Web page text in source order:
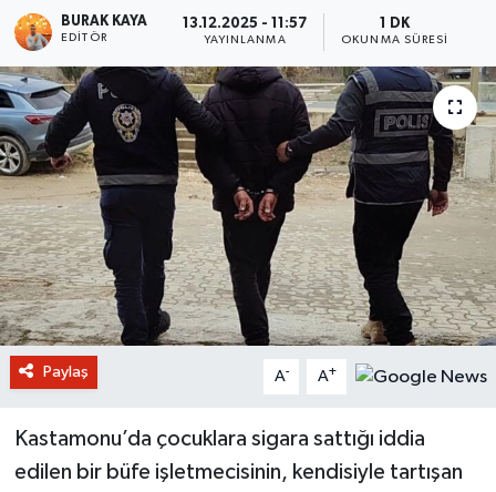
BURAK KAYA
EDITÖR
13.12.2025 - 11:57
YAYINLANMA
1 DK
OKUNMA SÜRESI
Paylaş A- A+
Kastamonu’da çocuklara sigara sattığı iddia
edilen bir büfe işletmecisinin, kendisiyle tartışan